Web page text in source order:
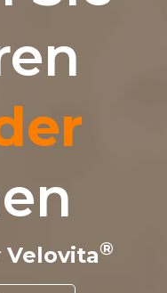
Velovita